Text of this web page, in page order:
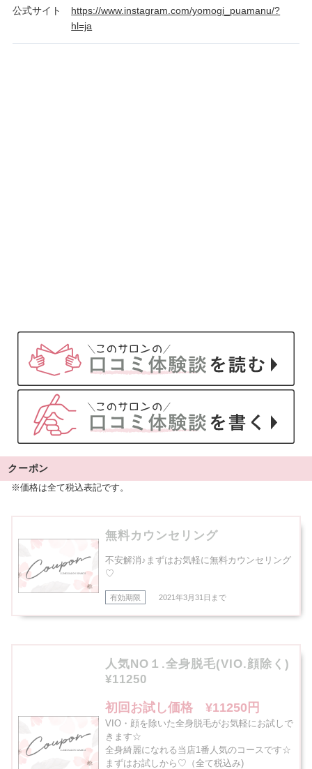
公式サイト
https://www.instagram.com/yomogi_puamanu/?
hl=ja
クーポン
※価格は全て税込表記です。
無料カウンセリング
不安解消♪まずはお気軽に無料カウンセリング
♡
有効期限 2021年3月31日まで
人気NO１.全身脱毛(VIO.顔除く)
¥11250
初回お試し価格 ¥11250円
VIO・顔を除いた全身脱毛がお気軽にお試しで
きます☆
全身綺麗になれる当店1番人気のコースです☆
まずはお試しから♡（全て税込み)